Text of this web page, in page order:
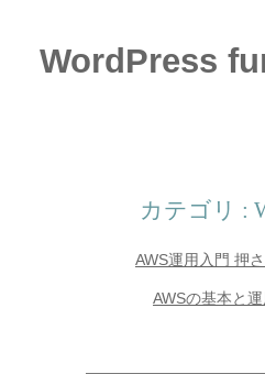
WordPress
カテゴリ :
AWS運用入門 押
AWSの基本と